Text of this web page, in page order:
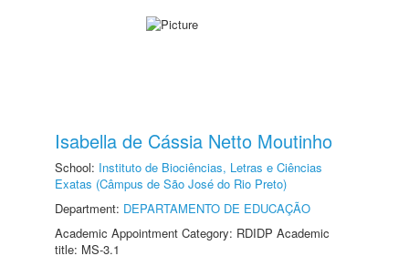
Isabella de Cássia Netto Moutinho
School: Instituto de Biociências, Letras e Ciências
Exatas (Câmpus de São José do Rio Preto)
Department: DEPARTAMENTO DE EDUCAÇÃO
Academic Appointment Category: RDIDP Academic
title: MS-3.1